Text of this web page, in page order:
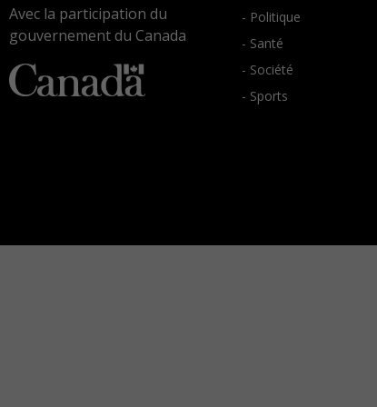
Avec la participation du
gouvernement du Canada
- Politique
- Santé
- Société
- Sports